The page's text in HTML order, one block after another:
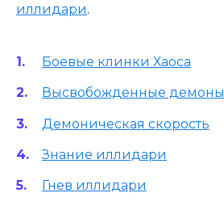
иллидари.
Боевые клинки Хаоса
Высвобожденные демоны
Демоническая скорость
Знание иллидари
Гнев иллидари